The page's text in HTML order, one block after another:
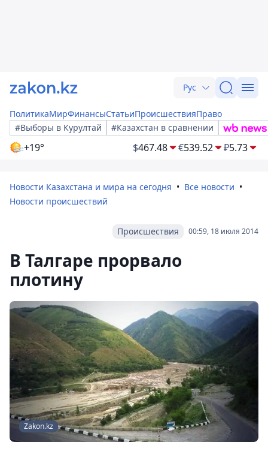
Рус
ПолитикаМирФинансыСтатьиПроисшествияПраво
#Выборы в Курултай
#Казахстан в сравнении
+19° $467.48 €539.52 ₽5.73
Новости Казахстана и мира на сегодня
Все новости
Новости происшествий
00:59, 18 июля 2014
Происшествия
В Талгаре прорвало
плотину
Zakon.kz